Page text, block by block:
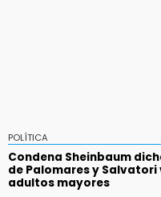
POLÍTICA
Condena Sheinbaum
de Palomares y Salvatori
adultos mayores